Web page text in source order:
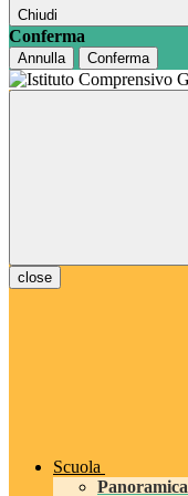
Chiudi
Conferma
Annulla Conferma
close
Scuola
Panoramica